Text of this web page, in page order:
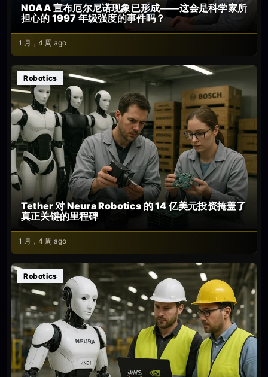
NOAA 宣布厄尔尼诺现象已形成——这会是科学家所
担心的 1997 年级强度的事件吗？
1 月，4 周 ago
Robotics
Tether 对 Neura Robotics 的 14 亿美元投资掩盖了
真正关键的里程碑
1 月，4 周 ago
Robotics